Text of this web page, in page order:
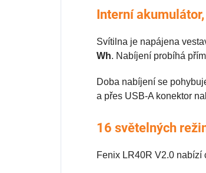
Interní
Svítilna je napájena
Wh. Nabíjení probíhá
Doba nabíjení se
a přes USB-A konektor
16 světelných
Fenix LR40R V2.0 nabízí